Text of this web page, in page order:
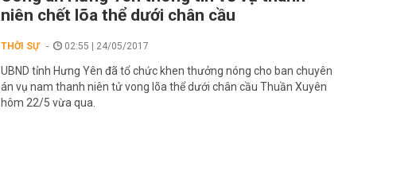
niên chết lõa thể dưới chân cầu
THỜI SỰ 02:55 | 24/05/2017
UBND tỉnh Hưng Yên đã tổ chức khen thưởng nóng cho ban chuyên
án vụ nam thanh niên tử vong lõa thể dưới chân cầu Thuần Xuyên
hôm 22/5 vừa qua.